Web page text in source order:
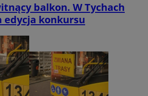
balkon. W Tychach
edycja konkursu